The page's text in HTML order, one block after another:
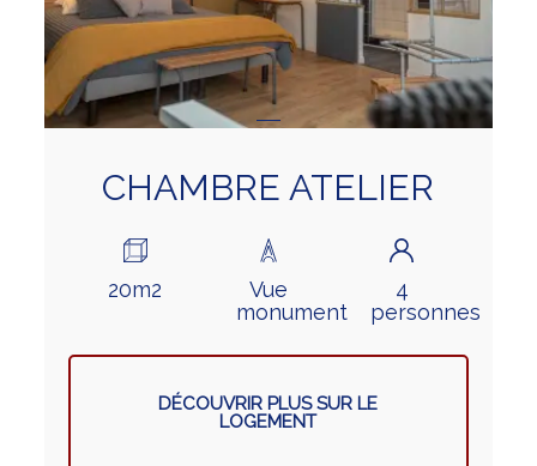
CHAMBRE ATELIER
20m2
Vue
monument
4
personnes
DÉCOUVRIR PLUS SUR LE
LOGEMENT